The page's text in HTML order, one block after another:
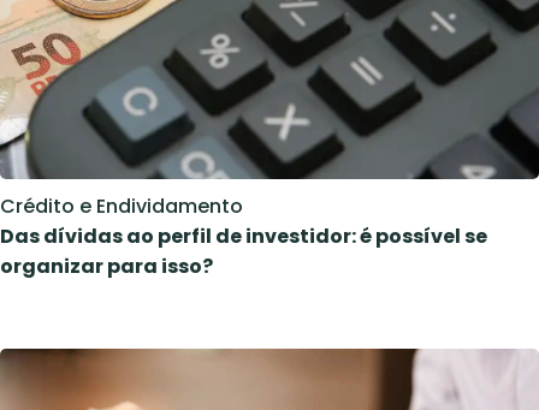
Crédito e Endividamento
Das dívidas ao perfil de investidor: é possível se
organizar para isso?